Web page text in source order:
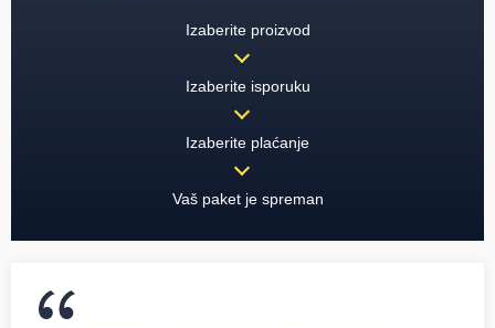
Izaberite proizvod
Izaberite isporuku
Izaberite plaćanje
Vaš paket je spreman